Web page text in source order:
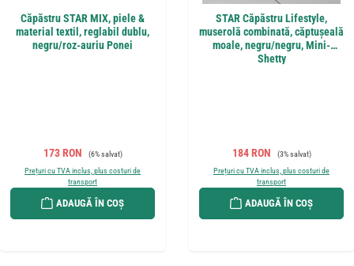
Căpăstru STAR MIX, piele &
material textil, reglabil dublu,
negru/roz-auriu Ponei
Preț de vânzare:
173 RON Preț obișnuit:
(6% salvat)
Prețuri cu TVA inclus, plus costuri de
transport
ADAUGĂ ÎN COȘ
STAR Căpăstru Lifestyle,
muserolă combinată, căptușeală
moale, negru/negru, Mini-
Shetty
Preț de vânzare:
184 RON Preț obișnuit:
(3% salvat)
Prețuri cu TVA inclus, plus costuri de
transport
ADAUGĂ ÎN COȘ